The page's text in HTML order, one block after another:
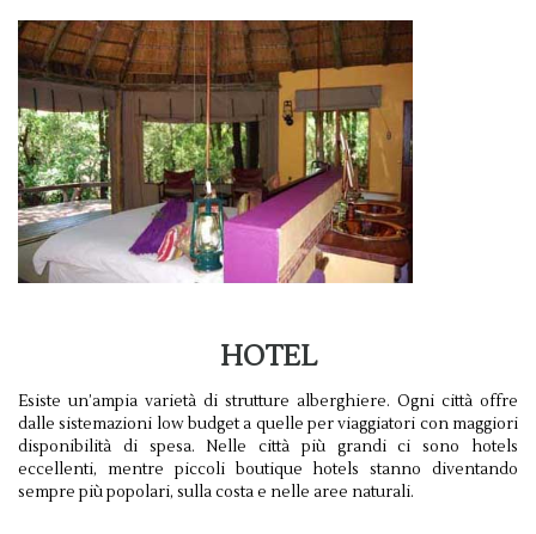
HOTEL
Esiste un’ampia varietà di strutture alberghiere. Ogni città offre
dalle sistemazioni low budget a quelle per viaggiatori con maggiori
disponibilità di spesa. Nelle città più grandi ci sono hotels
eccellenti, mentre piccoli boutique hotels stanno diventando
sempre più popolari, sulla costa e nelle aree naturali.